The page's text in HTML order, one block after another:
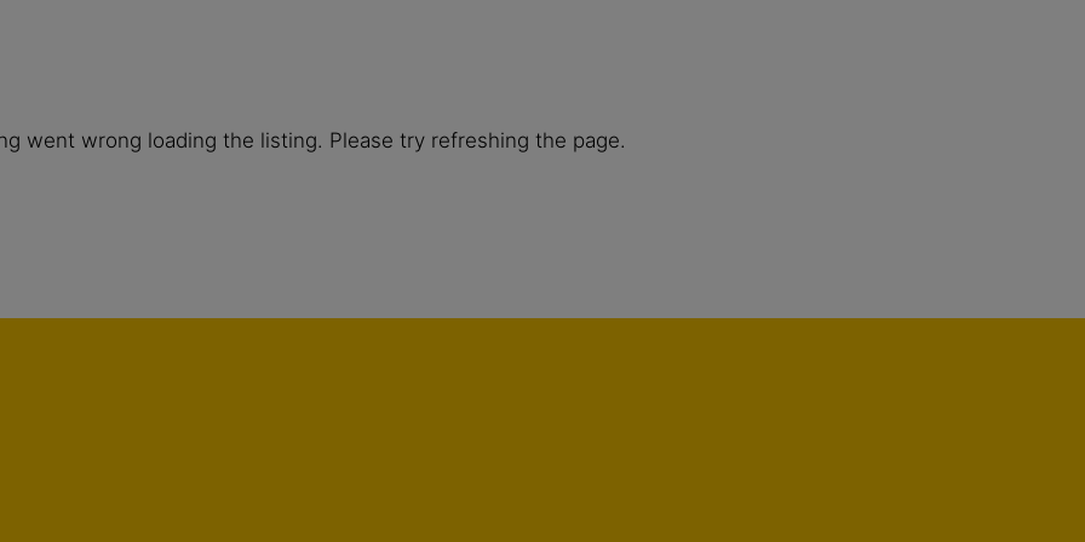
went wrong loading the listing. Please try refreshing the page.